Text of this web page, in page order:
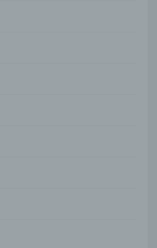
Daten entscheidet.
vorgegeben,
können die bestimmten
Benennung nach dem
vorgesehen werden.
ist eine natürliche oder
die personenbezogene
natürliche oder juristische